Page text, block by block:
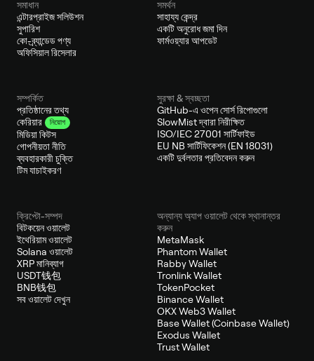
সমাধান
এন্টারপ্রাইজ সলিউশন
সুপারিশ
কো-ব্র্যান্ডেড পণ্য
অফিসিয়াল রিসেলার
সমর্থন
সাহায্য কেন্দ্র
একটি অনুরোধ জমা দিন
ফার্মওয়্যার আপডেট
সম্পর্কিত
প্রতিষ্ঠানের তথ্য
কেরিয়ার
নিয়োগ
মিডিয়া কিটস
গোপনীয়তা নীতি
ব্যবহারকারী চুক্তি
টিম যাচাইকরণ
সুরক্ষা & স্বচ্ছতা
GitHub-এ ওপেন সোর্স রিপোগুলো
SlowMist দ্বারা নিরীক্ষিত
ISO/IEC 27001 সার্টিফাইড
EU NB সার্টিফিকেশন (EN 18031)
একটি দুর্বলতার প্রতিবেদন করুন
ক্রিপ্টো-সম্পদ
বিটকয়েন ওয়ালেট
ইথেরিয়াম ওয়ালেট
Solana ওয়ালেট
XRP মানিব্যাগ
USDT钱包
BNB钱包
সব ওয়ালেট দেখুন
অন্যান্য অ্যাপ ওয়ালেট থেকে স্থানান্তর
করুন
MetaMask
Phantom Wallet
Rabby Wallet
Tronlink Wallet
TokenPocket
Binance Wallet
OKX Web3 Wallet
Base Wallet (Coinbase Wallet)
Exodus Wallet
Trust Wallet